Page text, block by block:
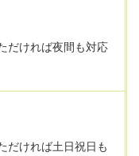
だければ夜間も対応
だければ土日祝日も